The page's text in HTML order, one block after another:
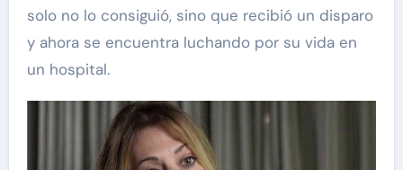
solo no lo consiguió, sino que recibió un disparo
y ahora se encuentra luchando por su vida en
un hospital.